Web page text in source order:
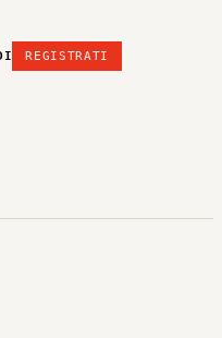
REGISTRATI